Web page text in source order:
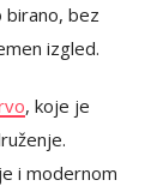
birano, bez
izgled.
, koje je
i modernom